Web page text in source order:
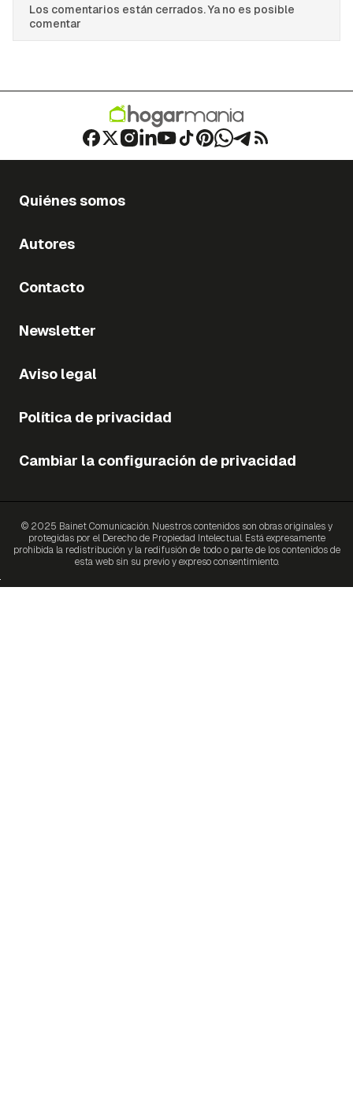
Los comentarios están cerrados. Ya no es posible
comentar
Quiénes somos
Autores
Contacto
Newsletter
Aviso legal
Política de privacidad
Cambiar la configuración de privacidad
© 2025 Bainet Comunicación. Nuestros contenidos son obras originales y
protegidas por el Derecho de Propiedad Intelectual. Está expresamente
prohibida la redistribución y la redifusión de todo o parte de los contenidos de
esta web sin su previo y expreso consentimiento.